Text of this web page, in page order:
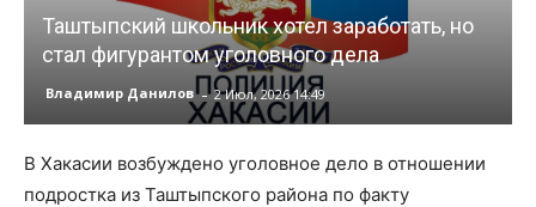
Таштыпский школьник хотел заработать, но
стал фигурантом уголовного дела
Владимир Данилов - 2 Июл, 2026 14:49
В Хакасии возбуждено уголовное дело в отношении
подростка из Таштыпского района по факту